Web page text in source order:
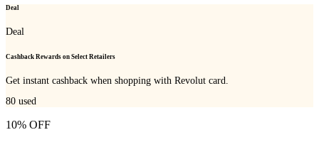
Deal
Deal
Cashback Rewards on Select Retailers
Get instant cashback when shopping with Revolut card.
80 used
10% OFF